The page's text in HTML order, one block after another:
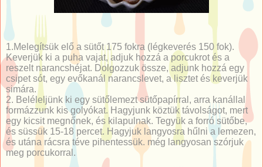
1.Melegítsük elő a sütőt 175 fokra (légkeverés 150 fok).
Keverjük ki a puha vajat, adjuk hozzá a porcukrot és a
reszelt narancshéjat. Dolgozzuk össze, adjunk hozzá egy
csipet sót, egy evőkanál narancslevet, a lisztet és keverjük
simára.
2. Beléleljünk ki egy sütőlemezt sütőpapírral, arra kanállal
formázzunk kis golyókat. Hagyjunk köztük távolságot, mert
egy kicsit megnőnek, és kilapulnak. Tegyük a forró sütőbe,
és süssük 15-18 percet. Hagyjuk langyosra hűlni a lemezen,
és utána rácsra téve pihentessük. még langyosan szórjuk
meg porcukorral.